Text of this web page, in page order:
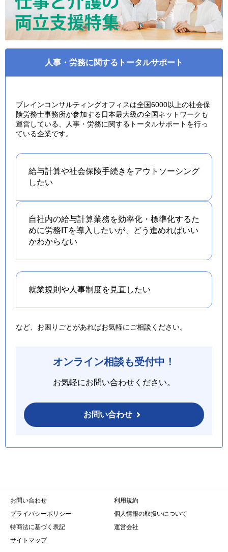
人事・労務に関するトータルサポート
ブレインコンサルティングオフィスは全国6000以上の社会保
険労務士事務所が参加する日本最大級の全国ネットワークも
運営している、人事・労務に関するトータルサポートを行っ
ている企業です。
給与計算や社会保険手続きをアウトソーシング
したい
自社内の給与計算業務を効率化・標準化するた
めに労務ITを導入したいが、どう進めればいい
かわからない
就業規則や人事制度を 見直したい
など、お困りごとがあればお気軽にご相談ください。
オンライン相談も受付中！
お気軽にお問い合わせください。
お問い合わせ
お問い合わせ
利用規約
プライバシーポリシー
個人情報の取扱いについて
特商法に基づく表記
運営会社
サイトマップ